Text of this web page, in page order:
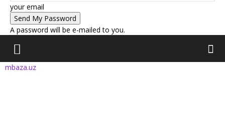
your email
A password will be e-mailed to you.
mbaza.uz